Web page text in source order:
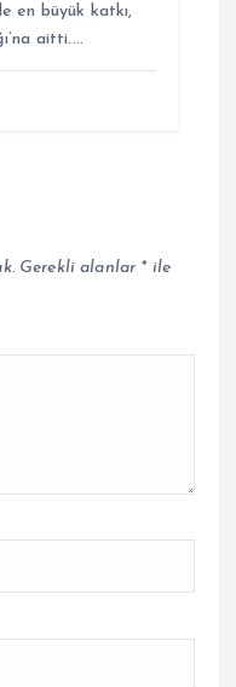
en büyük katkı,
aitti.…
Gerekli alanlar *ile